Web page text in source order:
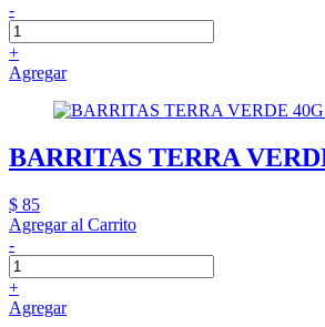
-
+
Agregar
BARRITAS TERRA
$ 85
Agregar al Carrito
-
+
Agregar